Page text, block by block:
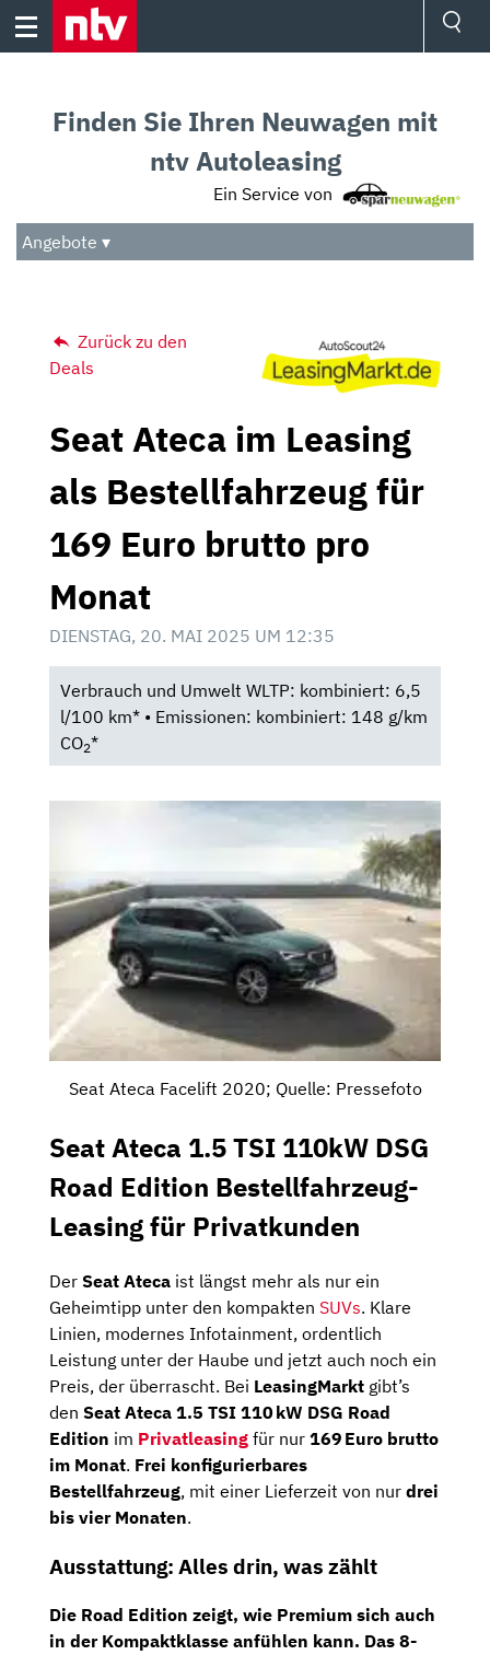
Skip
Audio
Das Beste
Finden Sie Ihren Neuwagen mit
ntv Autoleasing
Ein Service von
Angebote ▾
Zurück zu den
Deals
Seat Ateca im Leasing
als Bestellfahrzeug für
169 Euro brutto pro
Monat
DIENSTAG, 20. MAI 2025 UM 12:35
Verbrauch und Umwelt WLTP: kombiniert: 6,5
l/100 km* • Emissionen: kombiniert: 148 g/km
CO2*
Seat Ateca Facelift 2020; Quelle: Pressefoto
Seat Ateca 1.5 TSI 110kW DSG
Road Edition Bestellfahrzeug-
Leasing für Privatkunden
Der Seat Ateca ist längst mehr als nur ein
Geheimtipp unter den kompakten SUVs. Klare
Linien, modernes Infotainment, ordentlich
Leistung unter der Haube und jetzt auch noch ein
Preis, der überrascht. Bei LeasingMarkt gibt’s
den Seat Ateca 1.5 TSI 110 kW DSG Road
Edition im Privatleasing für nur 169 Euro brutto
im Monat. Frei konfigurierbares
Bestellfahrzeug, mit einer Lieferzeit von nur drei
bis vier Monaten.
Ausstattung: Alles drin, was zählt
Die Road Edition zeigt, wie Premium sich auch
in der Kompaktklasse anfühlen kann. Das 8-